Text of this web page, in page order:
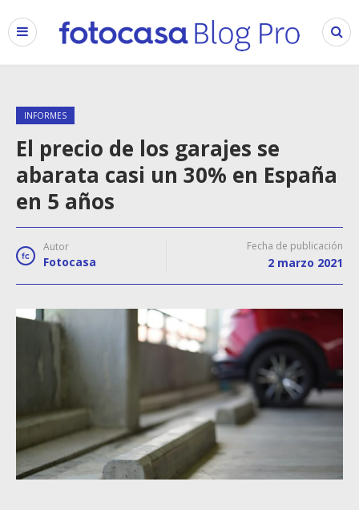
INFORMES
El precio de los garajes se
abarata casi un 30% en España
en 5 años
Autor
Fotocasa
Fecha de publicación
2 marzo 2021